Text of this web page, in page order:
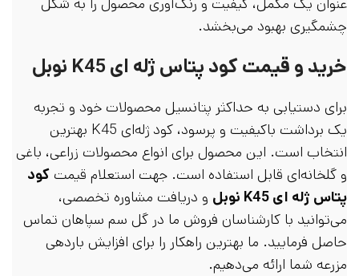
چشمگیری بهبود می‌بخشد.
خرید و قیمت کود پتاس ژله ای K45 نوبل
برای دستیابی به حداکثر پتانسیل محصولات خود و تجربه
یک برداشت باکیفیت و پرسود، کود ژله‌ای K45 بهترین
انتخاب است. این محصول برای انواع محصولات زراعی، باغی
و گلخانه‌ای قابل استفاده است. جهت استعلام قیمت کود
پتاس ژله ای K45 نوبل
و دریافت مشاوره تخصصی،
می‌توانید با کارشناسان فروش ما در گل سم سپاهان تماس
حاصل فرمایید. ما بهترین راهکار را برای افزایش باردهی
مزرعه شما ارائه می‌دهیم.